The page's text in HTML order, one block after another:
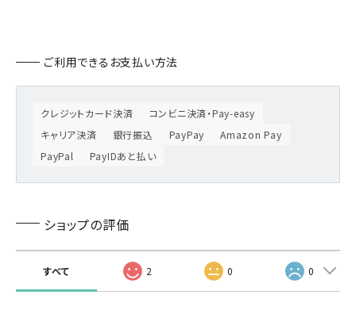
ご利用できるお支払い方法
クレジットカード決済
コンビニ決済・Pay-easy
キャリア決済
銀行振込 PayPay
Amazon Pay
PayPal
PayIDあと払い
ショップの評価
すべて 2 0 0